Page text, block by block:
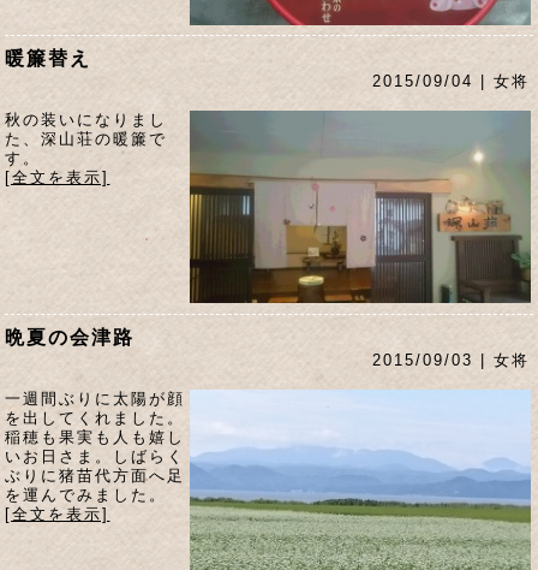
暖簾替え
2015/09/04 | 女将
秋の装いになりまし
た、深山荘の暖簾で
す。
[全文を表示]
晩夏の会津路
2015/09/03 | 女将
一週間ぶりに太陽が顔
を出してくれました。
稲穂も果実も人も嬉し
いお日さま。しばらく
ぶりに猪苗代方面へ足
を運んでみました。
[全文を表示]